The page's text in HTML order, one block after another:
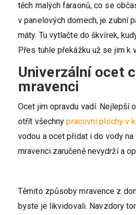
těch malých faraonů, co se
v panelových domech, je zubní
máty. Tu vytlačte do škvírek,
Přes tuhle překážku už se jim k
Univerzální ocet
mravenci
Ocet jim opravdu vadí. Nejlepší
otřít všechnypracovní plochy v
vodou a ocet přidat i do vody na
mravenci zaručeně nevydrží a
Těmito způsoby mravence z
byste je likvidovali. Navzdory